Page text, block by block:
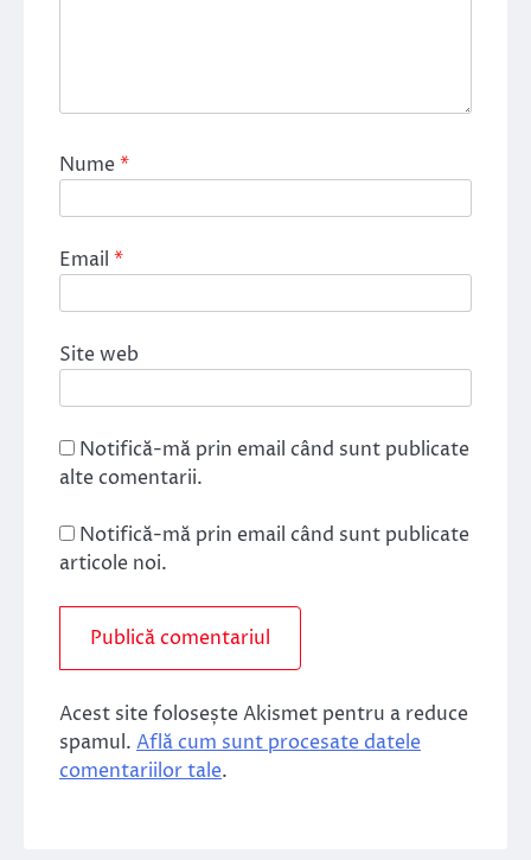
Nume*
Email *
Site web
Notifică-mă prin email când sunt publicate
alte comentarii.
Notifică-mă prin email când sunt publicate
articole noi.
Acest site folosește Akismet pentru a reduce
spamul. Află cum sunt procesate datele
comentariilor tale.